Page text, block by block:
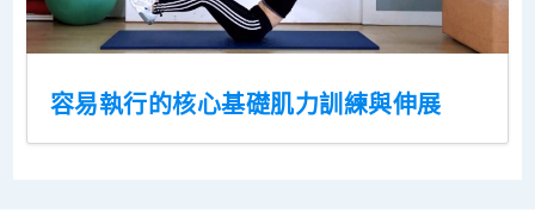
容易執行的核心基礎肌力訓練與伸展